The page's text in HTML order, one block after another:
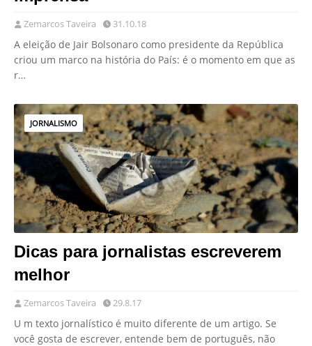
Zemarcos Taveira 31.10.18
A eleição de Jair Bolsonaro como presidente da República
criou um marco na história do País: é o momento em que as
r…
JORNALISMO
Dicas para jornalistas escreverem
melhor
Zemarcos Taveira 29.8.17
U m texto jornalístico é muito diferente de um artigo. Se
você gosta de escrever, entende bem de português, não